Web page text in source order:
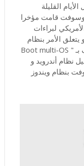
القليلة
قامت مؤخرا
لبراءات
يتعلق الأمر بنظام
جديد للإقلاع المتعدد للأنظمة أو ما يعرف بـ " Boot multi-OS
نظام أندرويد و
بنظام ويندوز